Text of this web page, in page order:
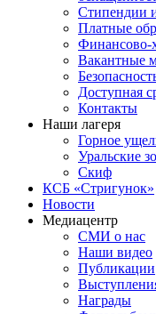
Стипендии
Платные
Финансово-
Вакантные
Доступная
Контакты
Наши лагеря
Горное
Уральские
Скиф
КСБ «Стригунок»
Новости
Медиацентр
СМИ о нас
Наши видео
Публикации
Награды